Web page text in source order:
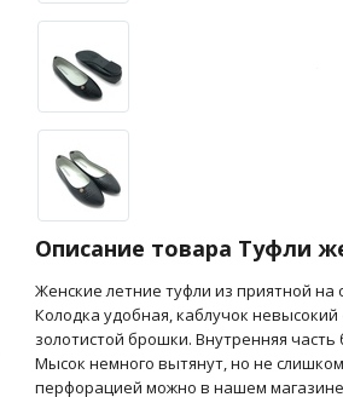
Описание товара Туфли
Женские летние туфли из приятной
Колодка удобная, каблучок
золотистой брошки. Внутренняя
Мысок немного вытянут, но не
перфорацией можно в нашем